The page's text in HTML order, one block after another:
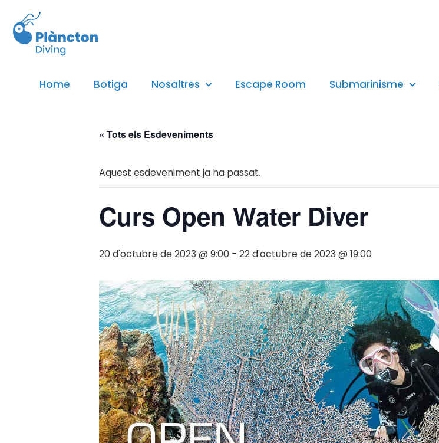
Home Botiga Nosaltres Escape Room Submarinisme
« Tots els Esdeveniments
Aquest esdeveniment ja ha passat.
Curs Open Water Diver
20 d'octubre de 2023 @ 9:00 - 22 d'octubre de 2023 @ 19:00